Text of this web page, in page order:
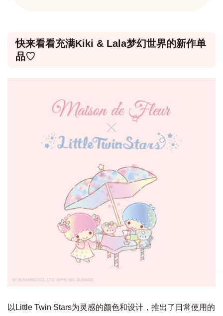
快来看看充满Kiki & Lala梦幻世界的新作单
品♡
以Little Twin Stars为灵感的颜色和设计，推出了日常使用的